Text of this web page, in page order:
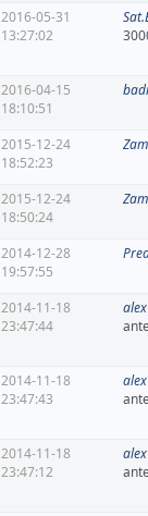
2016-05-31
13:27:02
2016-04-15
18:10:51
2015-12-24
18:52:23
2015-12-24
18:50:24
2014-12-28
19:57:55
2014-11-18
23:47:44
2014-11-18
23:47:43
2014-11-18
23:47:12